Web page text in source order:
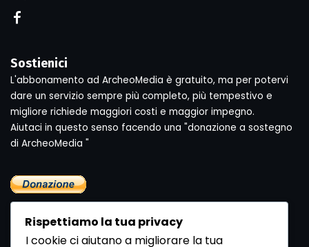
Sostienici
L'abbonamento ad ArcheoMedia è gratuito, ma per potervi
dare un servizio sempre più completo, più tempestivo e
migliore richiede maggiori costi e maggior impegno.
Aiutaci in questo senso facendo una "donazione a sostegno
di ArcheoMedia "
Rispettiamo la tua privacy
I cookie ci aiutano a migliorare la tua